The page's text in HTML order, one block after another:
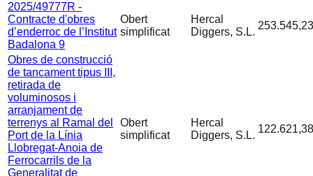
2025/49777R -
Contracte d'obres
d’enderroc de l’Institut
Badalona 9
Obert
simplificat
Hercal
Diggers, S.L.
Obres de construcció
de tancament tipus III,
retirada de
voluminosos i
arranjament de
terrenys al Ramal del
Port de la Línia
Llobregat-Anoia de
Ferrocarrils de la
Generalitat de
Obert
simplificat
Hercal
Diggers, S.L.